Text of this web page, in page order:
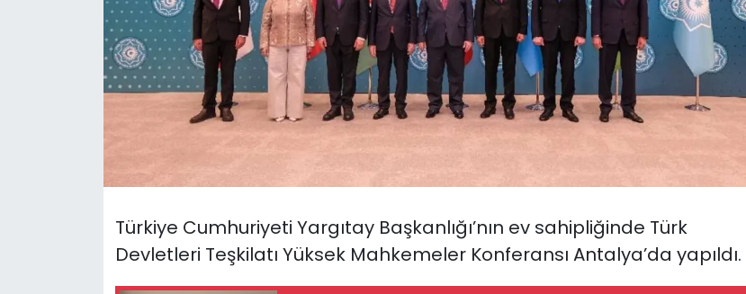
Türkiye Cumhuriyeti Yargıtay Başkanlığı’nın ev sahipliğinde Türk
Devletleri Teşkilatı Yüksek Mahkemeler Konferansı Antalya’da yapıldı.
Kültür Sanat
Magazin